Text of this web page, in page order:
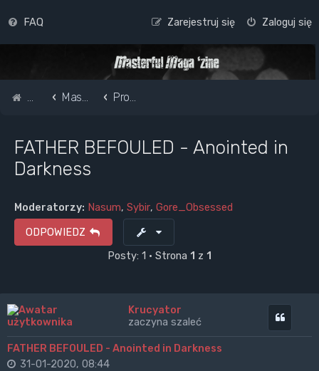
FAQ Zaloguj się
Zarejestruj się
Strona główna
Masterful Magazine Message Board Promote your band /webpage
FATHER BEFOULED - Anointed in
Darkness
Moderatorzy: Nasum, Sybir, Gore_Obsessed
ODPOWIEDZ
Posty: 1 • Strona 1 z 1
Krucyator
zaczyna szaleć
FATHER BEFOULED - Anointed in Darkness
31-01-2020, 08:44